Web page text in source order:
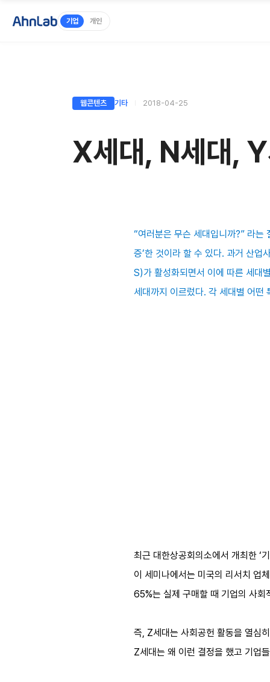
기업 개인
웹콘텐츠 기타 2018-04-25
X세대, N세대,
“여러분은 무슨 세대입니까?” 라는
증’한 것이라 할 수 있다. 과거 산
S)가 활성화되면서 이에 따른 세대
세대까지 이르렀다. 각 세대별 어떤
최근 대한상공회의소에서 개최한 ‘
이 세미나에서는 미국의 리서치 업
65%는 실제 구매할 때 기업의 사
즉, Z세대는 사회공헌 활동을 열심
Z세대는 왜 이런 결정을 했고 기업